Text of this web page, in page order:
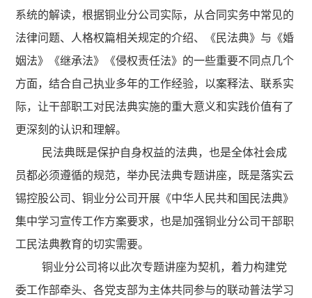
系统的解读，根据铜业分公司实际，从合同实务中常见的
法律问题、人格权篇相关规定的介绍、《民法典》与《婚
姻法》《继承法》《侵权责任法》的一些重要不同点几个
方面，结合自己执业多年的工作经验，以案释法、联系实
际，让干部职工对民法典实施的重大意义和实践价值有了
更深刻的认识和理解。
民法典既是保护自身权益的法典，也是全体社会成
员都必须遵循的规范，举办民法典专题讲座，既是落实云
锡控股公司、铜业分公司开展《中华人民共和国民法典》
集中学习宣传工作方案要求，也是加强铜业分公司干部职
工民法典教育的切实需要。
铜业分公司将以此次专题讲座为契机，着力构建党
委工作部牵头、各党支部为主体共同参与的联动普法学习